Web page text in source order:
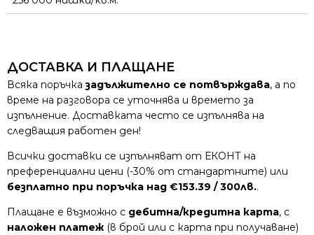
ДОСТАВКА И ПЛАЩАНЕ
Всяка поръчказадължително се потвърждава, а по
време на разговора се уточнява и времето за
изпълнение. Доставката често се изпълнява на
следващия работен ден!
Всички доставки се изпълняват от ЕКОНТ на
преференциални цени (-30% от стандартните) или
безплатно при поръчка над €153.39 / 300лв..
Плащане е възможно с дебитна/кредитна карта, с
наложен платеж (в брой или с карта при получаване)